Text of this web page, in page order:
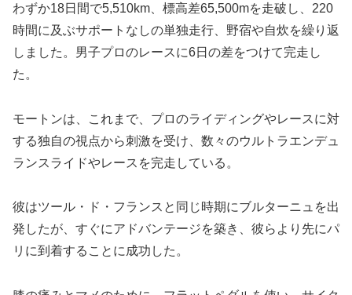
わずか18日間で5,510km、標高差65,500mを走破し、220
時間に及ぶサポートなしの単独走行、野宿や自炊を繰り返
しました。男子プロのレースに6日の差をつけて完走し
た。
モートンは、これまで、プロのライディングやレースに対
する独自の視点から刺激を受け、数々のウルトラエンデュ
ランスライドやレースを完走している。
彼はツール・ド・フランスと同じ時期にブルターニュを出
発したが、すぐにアドバンテージを築き、彼らより先にパ
リに到着することに成功した。